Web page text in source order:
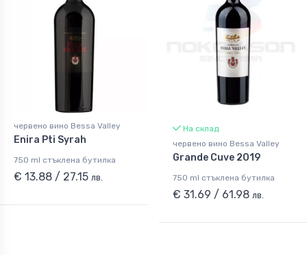
червено вино Bessa Valley
Enira Pti Syrah
750 ml стъклена бутилка
€ 13.88 / 27.15 лв.
На склад
червено вино Bessa Valley
Grande Cuve 2019
750 ml стъклена бутилка
€ 31.69 / 61.98 лв.